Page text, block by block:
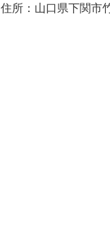
住所：山口県下関市